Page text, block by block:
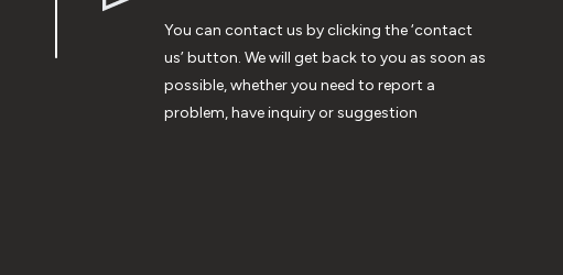
You can contact us by clicking the ‘contact
us’ button. We will get back to you as soon as
possible, whether you need to report a
problem, have inquiry or suggestion